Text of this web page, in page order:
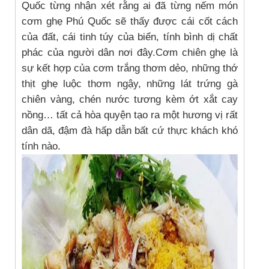
Quốc từng nhận xét rằng ai đã từng nếm món
cơm ghẹ Phú Quốc sẽ thấy được cái cốt cách
của đất, cái tinh túy của biển, tính bình dị chất
phác của người dân nơi đây.Cơm chiên ghẹ là
sự kết hợp của cơm trắng thơm dẻo, những thớ
thịt ghẹ luộc thơm ngậy, những lát trứng gà
chiên vàng, chén nước tương kèm ớt xắt cay
nồng… tất cả hòa quyện tạo ra một hương vị rất
dân dã, đậm đà hấp dẫn bất cứ thực khách khó
tính nào.